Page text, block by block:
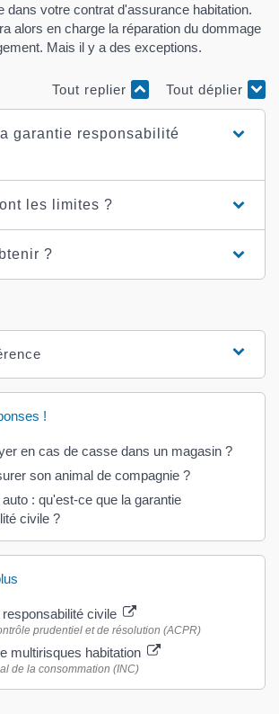
dans votre contrat d'assurance habitation.
alors en charge la réparation du dommage
Mais il y a des exceptions.
Tout replier Tout déplier
garantie responsabilité
les limites ?
?
!
en cas de casse dans un magasin ?
son animal de compagnie ?
: qu'est-ce que la garantie
civile ?
civile
prudentiel et de résolution (ACPR)
multirisques habitation
de la consommation (INC)